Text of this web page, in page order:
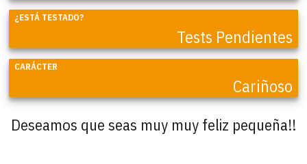
¿ESTÁ TESTADO?
Tests Pendientes
CARÁCTER
Cariñoso
Deseamos que seas muy muy feliz pequeña!!